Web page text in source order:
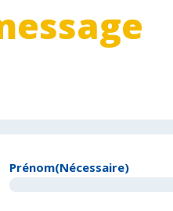
Prénom(Nécessaire)